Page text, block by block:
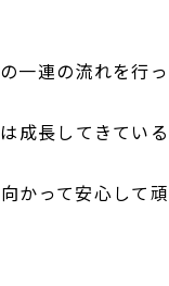
一連の流れを行っ
成長してきている
かって安心して頑